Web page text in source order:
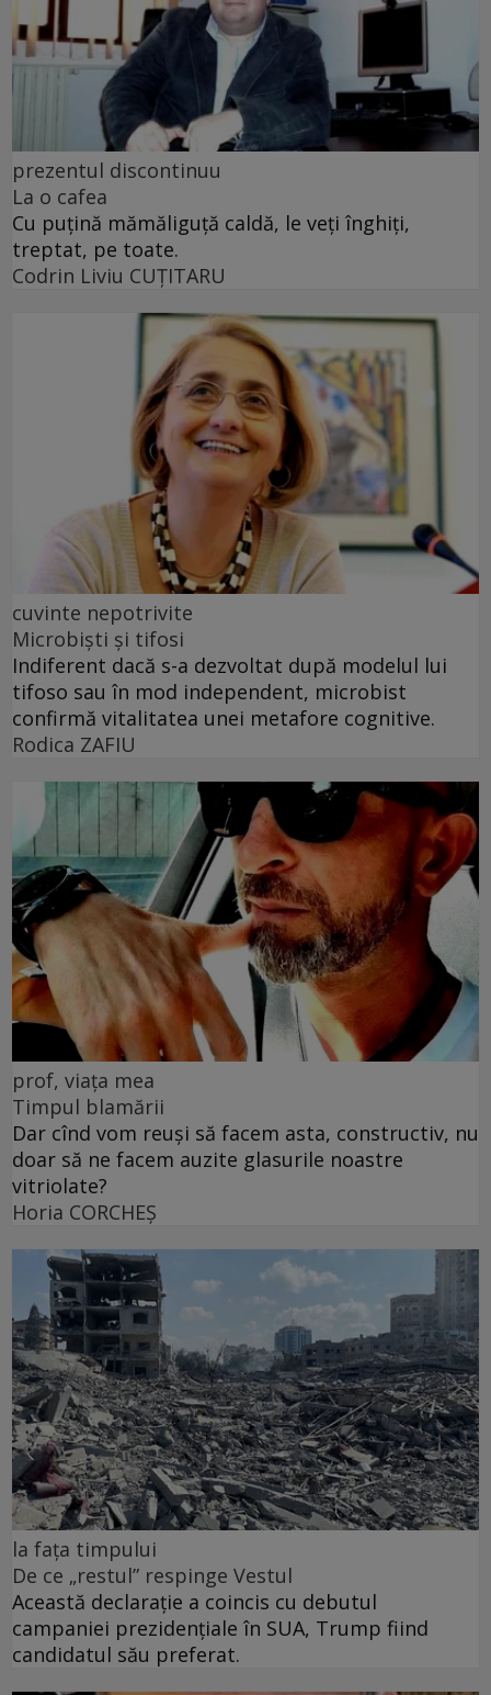
prezentul discontinuu
La o cafea
Cu puţină mămăliguţă caldă, le veţi înghiţi,
treptat, pe toate.
Codrin Liviu CUŢITARU
cuvinte nepotrivite
Microbiști și tifosi
Indiferent dacă s-a dezvoltat după modelul lui
tifoso sau în mod independent, microbist
confirmă vitalitatea unei metafore cognitive.
Rodica ZAFIU
prof, viața mea
Timpul blamării
Dar cînd vom reuși să facem asta, constructiv, nu
doar să ne facem auzite glasurile noastre
vitriolate?
Horia CORCHEŞ
la fața timpului
De ce „restul” respinge Vestul
Această declarație a coincis cu debutul
campaniei prezidențiale în SUA, Trump fiind
candidatul său preferat.